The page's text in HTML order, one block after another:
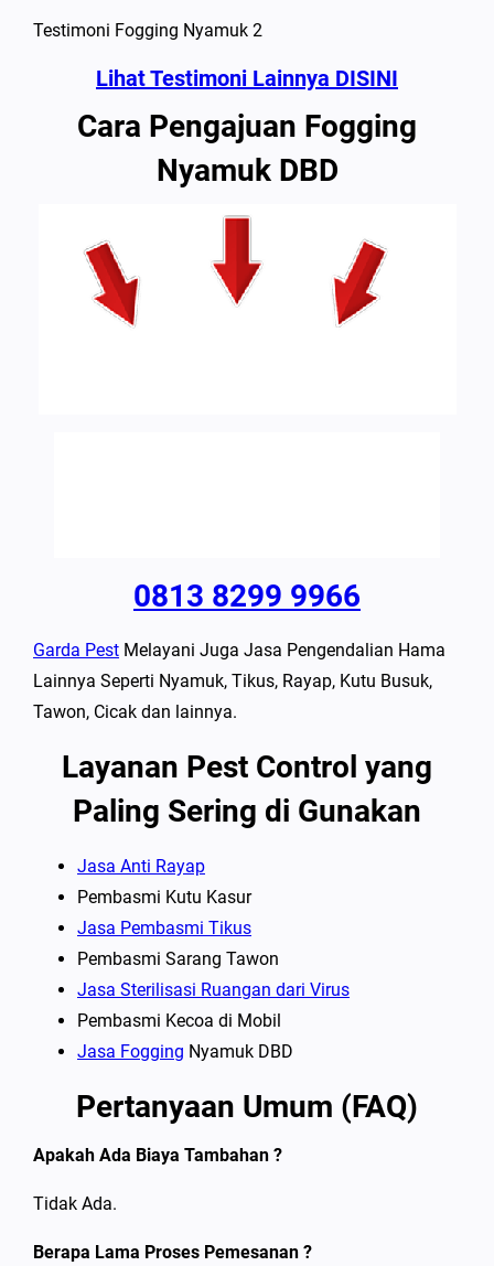
Testimoni Fogging Nyamuk 2
Lihat Testimoni Lainnya DISINI
Cara Pengajuan Fogging
Nyamuk DBD
0813 8299 9966
Garda Pest Melayani Juga Jasa Pengendalian Hama
Lainnya Seperti Nyamuk, Tikus, Rayap, Kutu Busuk,
Tawon, Cicak dan lainnya.
Layanan Pest Control yang
Paling Sering di Gunakan
Jasa Anti Rayap
Pembasmi Kutu Kasur
Jasa Pembasmi Tikus
Pembasmi Sarang Tawon
Jasa Sterilisasi Ruangan dari Virus
Pembasmi Kecoa di Mobil
Jasa Fogging Nyamuk DBD
Pertanyaan Umum (FAQ)
Apakah Ada Biaya Tambahan ?
Tidak Ada.
Berapa Lama Proses Pemesanan ?